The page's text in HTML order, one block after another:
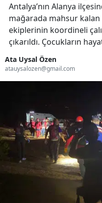
Antalya’nın Alanya
mağarada mahsur kalan
ekiplerinin koordineli
çıkarıldı. Çocukların
Ata Uysal Özen
atauysalozen@gmail.com